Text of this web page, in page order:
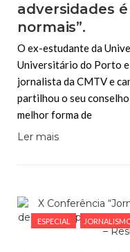
adversidades
normais”.
O ex-estudante da
Universitário do Porto
jornalista da CMTV e
partilhou o seu
melhor forma de
Ler mais
ESPECIAL